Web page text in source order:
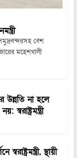
বেশ
মহেশখালী
উন্নতি না হলে
স্থায়ী